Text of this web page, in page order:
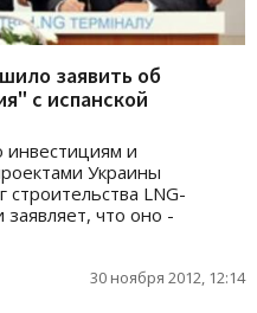
заявить об
с испанской
инвестициям и
Украины
строительства LNG-
что оно -
30 ноября 2012, 12:14